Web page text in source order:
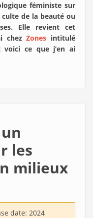
féministe sur
de la beauté ou
Elle revient cet
chezZones intitulé
voici ce que j’en ai
les
milieux
date: 2024